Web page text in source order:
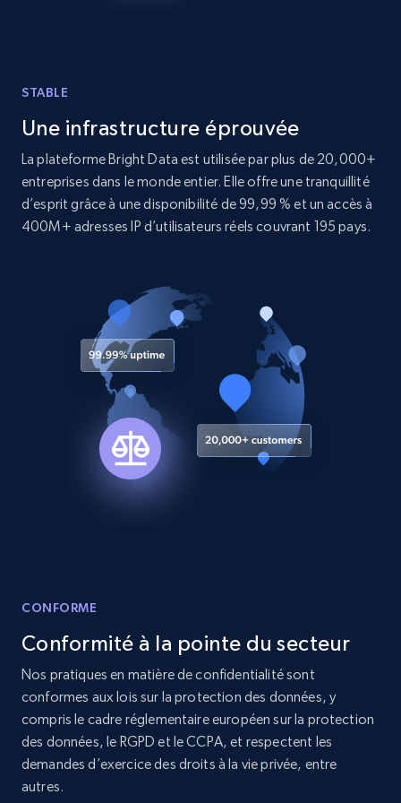
price, and more.
Etsy - Collects data from shop's URL
price, and more.
1.9K+ 322+ Essai gratuit
Amazon products search
Asin, URL, Name, Sponsored, Initial price, Final
price, Currency, Sold, and more.
URL, Product id, Title, Product description,
Rating, Reviews count, Initial price, Discount,
and more.
1.3K+ 174+ Essai gratuit
STABLE
Une infrastructure éprouvée
La plateforme Bright Data est utilisée par plus de 20,000+
entreprises dans le monde entier. Elle offre une tranquillité
d’esprit grâce à une disponibilité de 99,99 % et un accès à
400M+ adresses IP d’utilisateurs réels couvrant 195 pays.
CONFORME
Conformité à la pointe du secteur
Nos pratiques en matière de confidentialité sont
conformes aux lois sur la protection des données, y
compris le cadre réglementaire européen sur la protection
des données, le RGPD et le CCPA, et respectent les
demandes d’exercice des droits à la vie privée, entre
autres.